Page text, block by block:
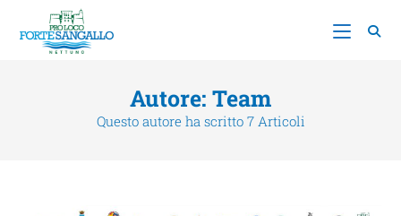
Autore: Team
Questo autore ha scritto 7 Articoli